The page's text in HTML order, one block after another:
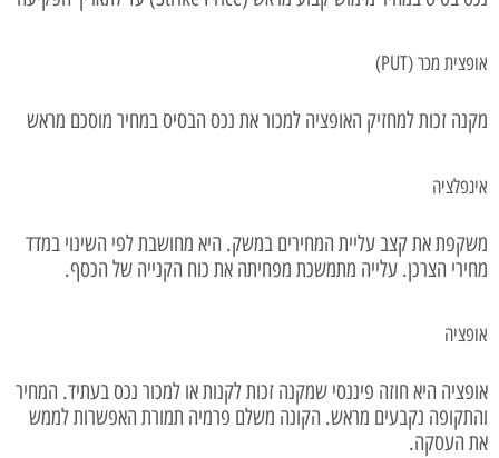
אופצית מכר (PUT)
מקנה זכות למחזיק האופציה למכור את נכס הבסיס במחיר מוסכם מראש
אינפלציה
משקפת את קצב עליית המחירים במשק. היא מחושבת לפי השינוי במדד
מחירי הצרכן. עלייה מתמשכת מפחיתה את כוח הקנייה של הכסף.
אופציה
אופציה היא חוזה פיננסי שמקנה זכות לקנות או למכור נכס בעתיד. המחיר
והתקופה נקבעים מראש. הקונה משלם פרמיה תמורת האפשרות לממש
את העסקה.